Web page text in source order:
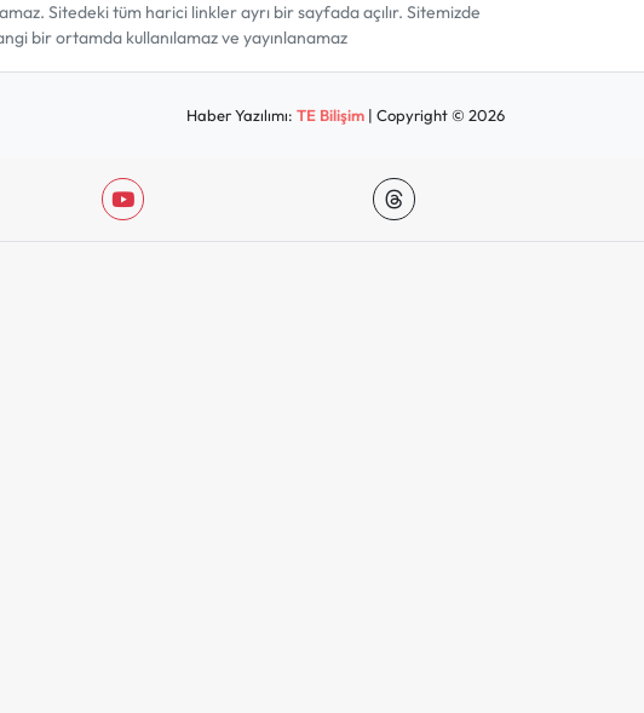
Sitedeki tüm harici linkler ayrı bir sayfada açılır. Sitemizde
bir ortamda kullanılamaz ve yayınlanamaz
Haber Yazılımı:TE Bilişim | Copyright © 2026